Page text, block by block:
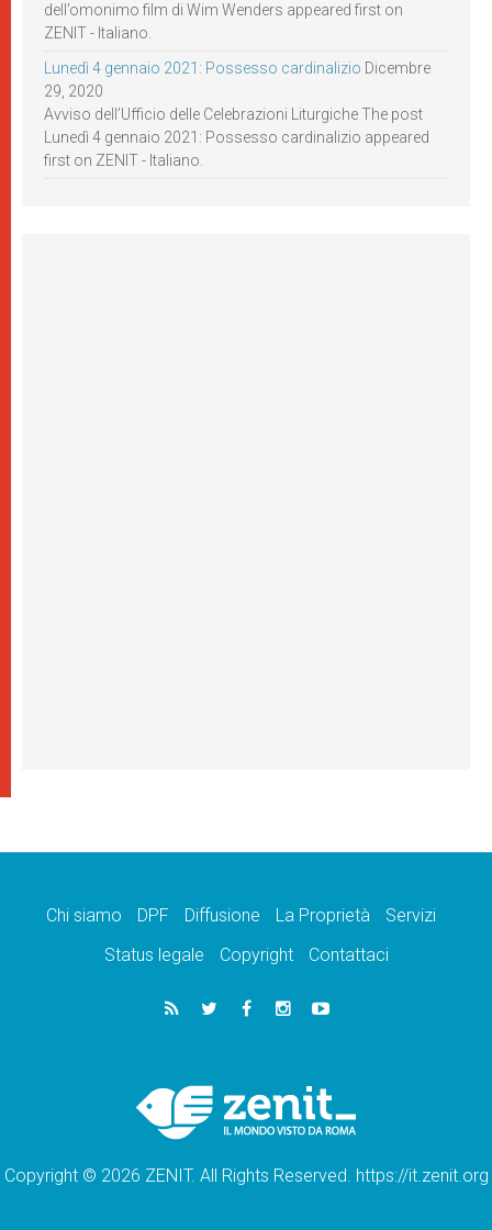
dell’omonimo film di Wim Wenders appeared first on
ZENIT - Italiano.
Lunedì 4 gennaio 2021: Possesso cardinalizio Dicembre
29, 2020
Avviso dell’Ufficio delle Celebrazioni Liturgiche The post
Lunedì 4 gennaio 2021: Possesso cardinalizio appeared
first on ZENIT - Italiano.
Chi siamo DPF Diffusione La Proprietà
Servizi
Status legale
Copyright Contattaci
Copyright © 2026 ZENIT. All Rights Reserved. https://it.zenit.org